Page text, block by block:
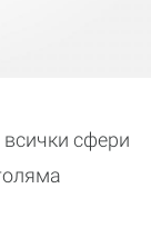
всички сфери